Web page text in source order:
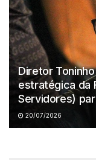
Diretor
estratégica da
Servidores)
20/07/2026